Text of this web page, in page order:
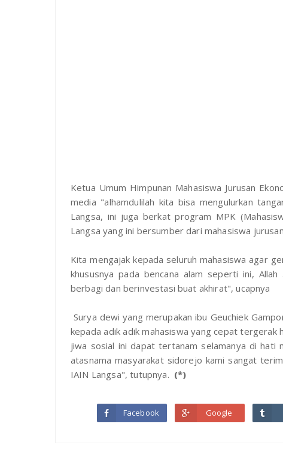
Ketua Umum Himpunan Mahasiswa Jurusan
media "alhamdulilah kita bisa mengulurkan
Langsa, ini juga berkat program MPK
Langsa yang ini bersumber dari mahasiswa
Kita mengajak kepada seluruh mahasiswa agar
khususnya pada bencana alam seperti ini,
berbagi dan berinvestasi buat akhirat", ucapnya
Surya dewi yang merupakan ibu Geuchiek
kepada adik adik mahasiswa yang cepat tergerak
jiwa sosial ini dapat tertanam selamanya di hati
atasnama masyarakat sidorejo kami sangat
IAIN Langsa", tutupnya. (*)
Facebook Google